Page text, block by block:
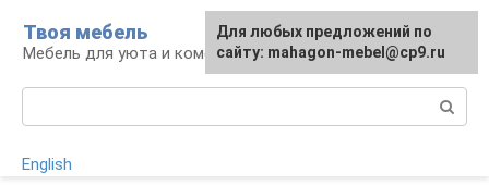
контенту
Твоя мебель
Мебель для уюта и комфорта
English
Для любых предложений по
сайту: mahagon-mebel@cp9.ru
Для любых предложений по
сайту: mahagon-mebel@cp9.ru